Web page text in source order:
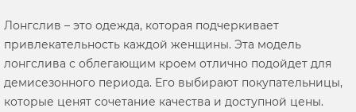
Лонгслив – это одежда, которая подчеркивает
привлекательность каждой женщины. Эта модель
лонгслива с облегающим кроем отлично подойдет для
демисезонного периода. Его выбирают покупательницы,
которые ценят сочетание качества и доступной цены.